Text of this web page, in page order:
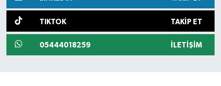
TIKTOK TAKIP ET
05444018259 İLETIŞIM